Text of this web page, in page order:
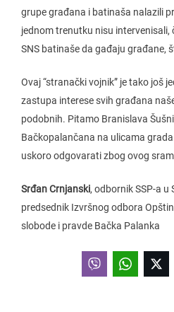
grupe građana i batinaša nalazili
jednom trenutku nisu intervenisali,
SNS batinaše da gađaju građane,
Ovaj “stranački vojnik” je tako još
zastupa interese svih građana
podobnih. Pitamo Branislava
Bačkopalančana na ulicama
uskoro odgovarati zbog ovog
Srđan Crnjanski, odbornik SSP-a u
predsednik Izvršnog odbora
slobode i pravde Bačka Palanka